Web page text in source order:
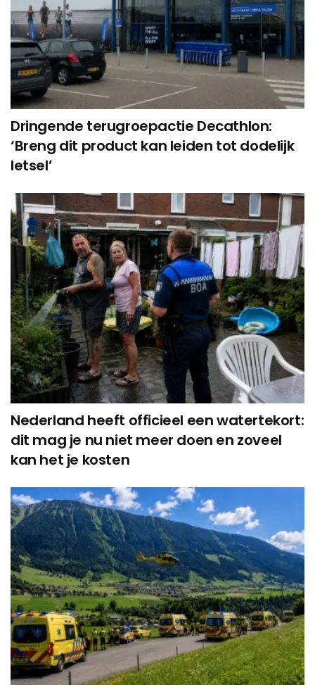
Dringende terugroepactie Decathlon:
‘Breng dit product kan leiden tot dodelijk
letsel’
Nederland heeft officieel een watertekort:
dit mag je nu niet meer doen en zoveel
kan het je kosten